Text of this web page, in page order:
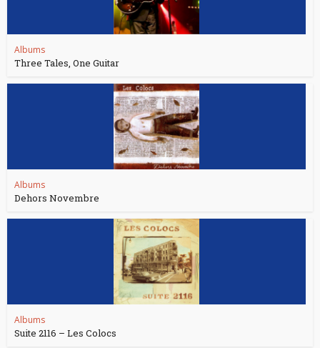
Albums
Three Tales, One Guitar
Albums
Dehors Novembre
Albums
Suite 2116 – Les Colocs